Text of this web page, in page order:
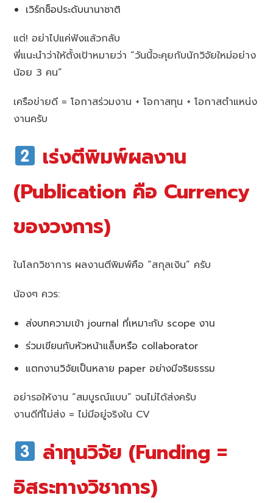
เวิร์กช็อประดับนานาชาติ
แต่! อย่าไปแค่ฟังแล้วกลับ
พี่แนะนำว่าให้ตั้งเป้าหมายว่า “วันนี้จะคุยกับนักวิจัยใหม่อย่าง
น้อย 3 คน”
เครือข่ายดี = โอกาสร่วมงาน + โอกาสทุน + โอกาสตำแหน่ง
งานครับ
เร่งตีพิมพ์ผลงาน
(Publication คือ Currency
ของวงการ)
ในโลกวิชาการ ผลงานตีพิมพ์คือ “สกุลเงิน” ครับ
น้องๆ ควร:
ส่งบทความเข้า journal ที่เหมาะกับ scope งาน
ร่วมเขียนกับหัวหน้าแล็บหรือ collaborator
แตกงานวิจัยเป็นหลาย paper อย่างมีจริยธรรม
อย่ารอให้งาน “สมบูรณ์แบบ” จนไม่ได้ส่งครับ
งานดีที่ไม่ส่ง = ไม่มีอยู่จริงใน CV
ล่าทุนวิจัย (Funding =
อิสระทางวิชาการ)